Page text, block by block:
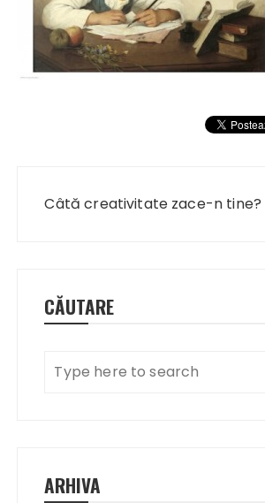
Câtă creativitate zace-n tine?
CĂUTARE
ARHIVA